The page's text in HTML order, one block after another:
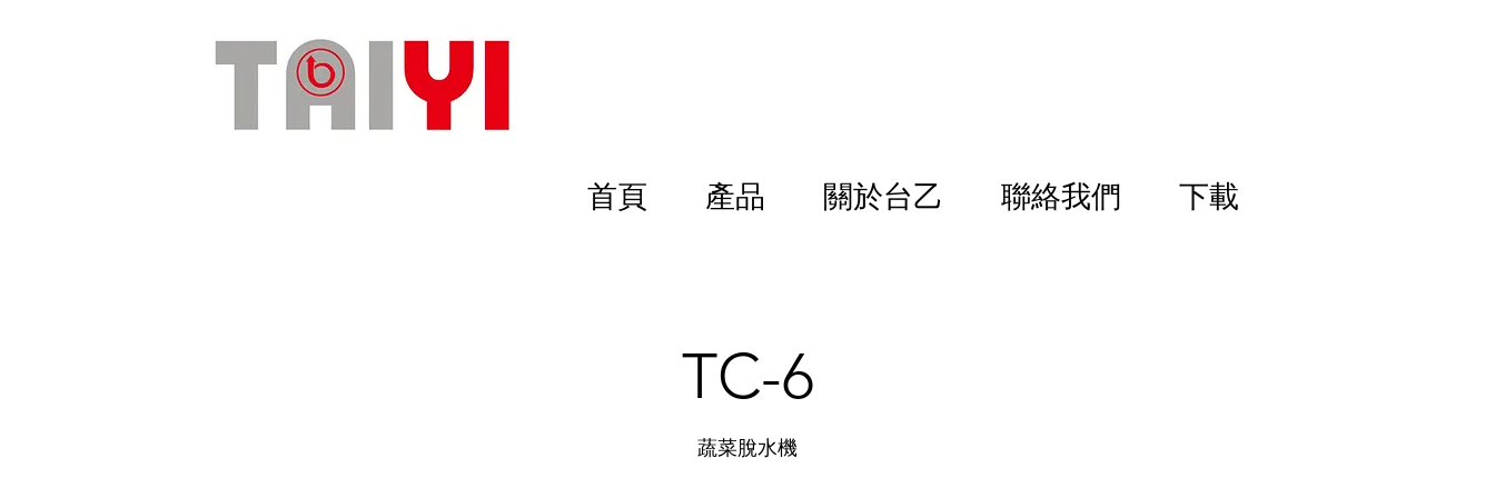
首頁 產品 關於台乙 聯絡我們 下載
TC-6
蔬菜脫水機